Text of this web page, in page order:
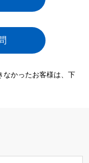
なかったお客様は、下